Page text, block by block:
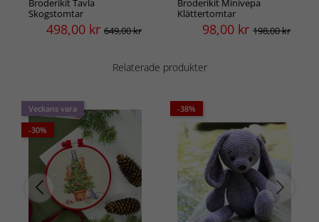
Skogstomtar
498,00 kr 649,00 kr
Klättertomtar
98,00 kr 198,00 kr
Relaterade produkter
Veckans vara
-30%
-38%